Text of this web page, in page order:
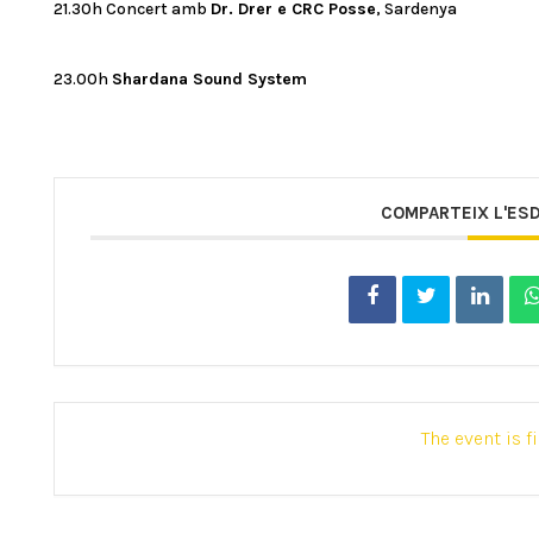
21.30h Concert amb Dr. Drer e CRC Posse, Sardenya
23.00h Shardana Sound System
COMPARTEIX
The event is